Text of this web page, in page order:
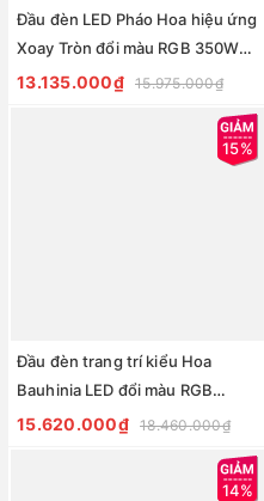
Đầu đèn LED Pháo Hoa hiệu ứng
Xoay Tròn đổi màu RGB 350W
30 đầu ống H1500 D2100 Zalaa
13.135.000₫ 15.975.000₫
15%
Đầu đèn trang trí kiểu Hoa
Bauhinia LED đổi màu RGB
350W 48 đầu ống H1500 D2500
15.620.000₫ 18.460.000₫
14%